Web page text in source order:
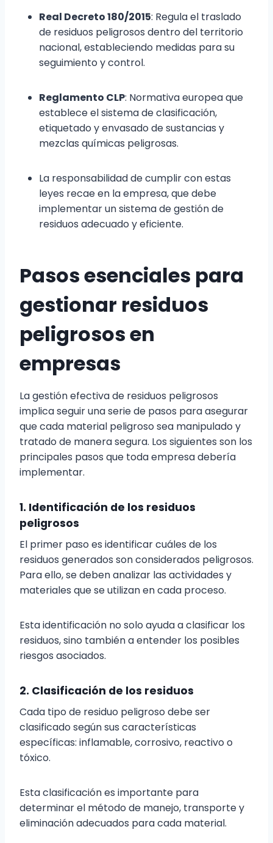
Real Decreto 180/2015: Regula el traslado
de residuos peligrosos dentro del territorio
nacional, estableciendo medidas para su
seguimiento y control.
Reglamento CLP: Normativa europea que
establece el sistema de clasificación,
etiquetado y envasado de sustancias y
mezclas químicas peligrosas.
La responsabilidad de cumplir con estas
leyes recae en la empresa, que debe
implementar un sistema de gestión de
residuos adecuado y eficiente.
Pasos esenciales para
gestionar residuos
peligrosos en
empresas
La gestión efectiva de residuos peligrosos
implica seguir una serie de pasos para asegurar
que cada material peligroso sea manipulado y
tratado de manera segura. Los siguientes son los
principales pasos que toda empresa debería
implementar.
1. Identificación de los residuos
peligrosos
El primer paso es identificar cuáles de los
residuos generados son considerados peligrosos.
Para ello, se deben analizar las actividades y
materiales que se utilizan en cada proceso.
Esta identificación no solo ayuda a clasificar los
residuos, sino también a entender los posibles
riesgos asociados.
2. Clasificación de los residuos
Cada tipo de residuo peligroso debe ser
clasificado según sus características
específicas: inflamable, corrosivo, reactivo o
tóxico.
Esta clasificación es importante para
determinar el método de manejo, transporte y
eliminación adecuados para cada material.